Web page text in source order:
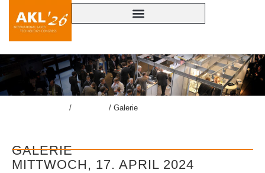
/ / Galerie
GALERIE
MITTWOCH, 17. APRIL 2024